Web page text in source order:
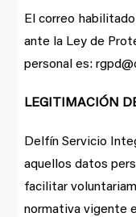
El correo
ante la Ley de
personal es:
LEGITIMACIÓN
Delfín Servicio
aquellos datos
facilitar
normativa vigente